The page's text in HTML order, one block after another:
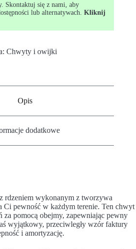
Skontaktuj się z nami, aby
lub alternatywach. Kliknij
Chwyty i owijki
Opis
dodatkowe
rdzeniem wykonanym z tworzywa
Ci pewność w każdym terenie. Ten chwyt
za pomocą obejmy, zapewniając pewny
wyjątkowy, przeciwległy wzór faktury
i amortyzację.